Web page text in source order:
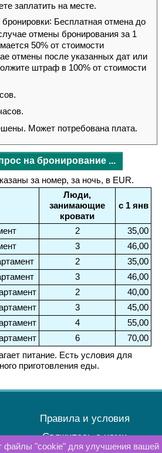
заплатить на месте.
: Бесплатная отмена до
отмены бронирования за 1
50% от стоимости
отмены после указанных дат или
штраф в 100% от стоимости
часов.
Может потребована плата.
на бронирование ...
за номер, за ночь, в EUR.
Люди,
занимающие
кровати
с 1 янв
2
35,00
3
46,00
2
35,00
3
46,00
2
40,00
3
45,00
4
55,00
6
70,00
питание. Есть условия для
приготовления еды.
файлы "cookie" для улучшения вашей
Правила и условия
Свяжитесь с нами